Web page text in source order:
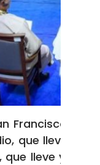
Francisco de
que lleve yo
lleve yo el